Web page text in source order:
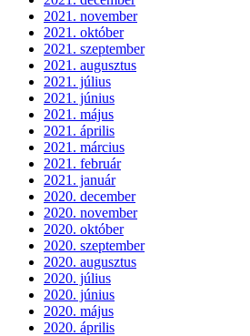
2021. november
2021. október
2021. szeptember
2021. augusztus
2021. július
2021. június
2021. május
2021. április
2021. március
2021. február
2021. január
2020. december
2020. november
2020. október
2020. szeptember
2020. augusztus
2020. július
2020. június
2020. május
2020. április